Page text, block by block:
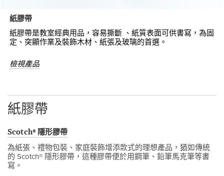
紙膠帶
紙膠帶是教室經典用品，容易撕斷 、紙質表面可供書寫，為固
定、突顯作業及裝飾木材、紙張及玻璃的首選。
檢視產品
紙膠帶
Scotch® 隱形膠帶
為紙張、禮物包裝、家庭裝飾增添款式的理想產品，猶如傳統
的 Scotch® 隱形膠帶，這種膠帶便於用鋼筆、鉛筆馬克筆等書
寫。